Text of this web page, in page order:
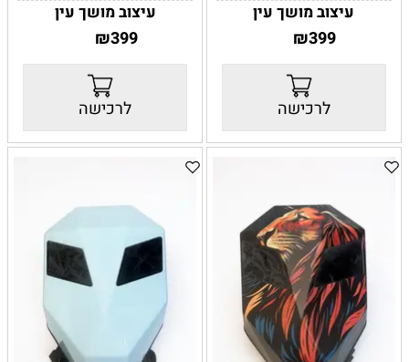
עיצוב מושך עין
התיק- גרפיטי מציע חוויית
נראות בלתי רגילה עם הדפס
גדוש בצבעים ומסרים בסגנון
אומנות רחוב מודרנית. אם אתם
מחוברים לעולם האורבני
ולאמנות הגרפיטי – זה בדיוק
הפריט בשבילכם. כל פריט
כך שכל תיק מקבל אופי ייחודי
משלו.
חומרי גלם ועמידות
עשוי מבד פוליאסטר איכותי
וציפוי חיצוני מבריק המקנה לו
עמידות גבוהה בפני כתמים
ולכלוך קל. הגב מרופד לנוחות
₪399
לרכישה
עיצוב מושך עין
התיק- גרפיטי מציע חוויית
נראות בלתי רגילה עם הדפס
גדוש בצבעים ומסרים בסגנון
אומנות רחוב מודרנית. אם אתם
מחוברים לעולם האורבני
ולאמנות הגרפיטי – זה בדיוק
הפריט בשבילכם. כל פריט
כך שכל תיק מקבל אופי ייחודי
חומרי גלם ועמידות
עשוי מבד פוליאסטר איכותי
וציפוי חיצוני מבריק המקנה לו
עמידות גבוהה בפני כתמים
ולכלוך קל. הגב מרופד לנוחות
₪399
לרכישה